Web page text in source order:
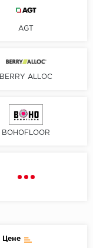
Classen
Decoria
AGT
BERRY ALLOC
BOHOFLOOR
Цене